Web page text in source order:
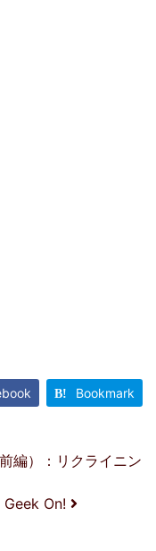
Bookmark
編）：リクライニン
On!